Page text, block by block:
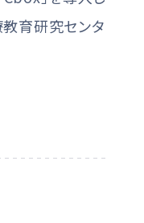
育研究センタ